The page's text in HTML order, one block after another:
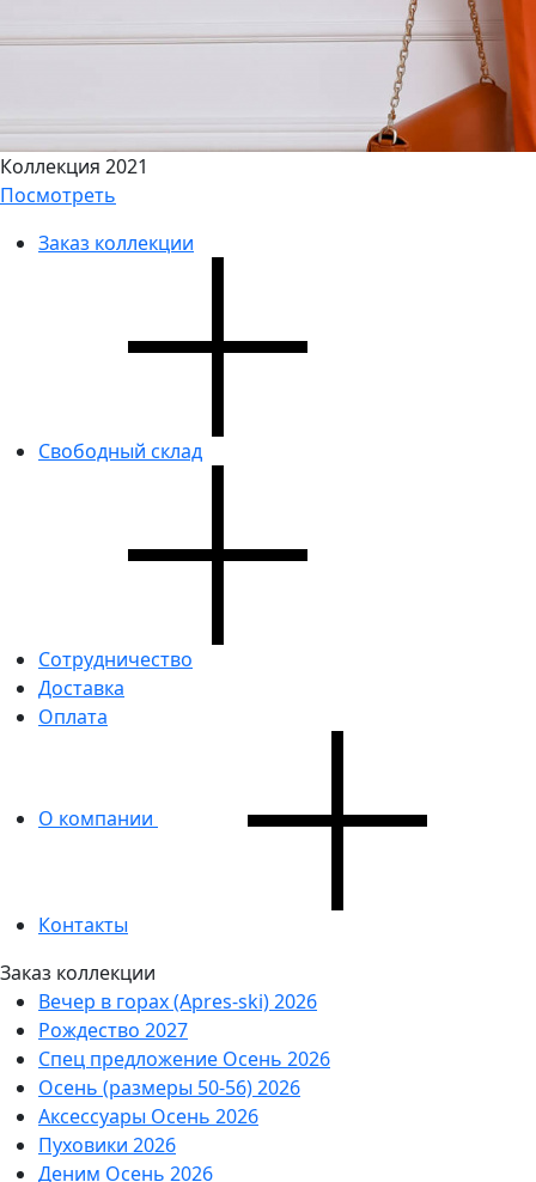
Коллекция 2021
Посмотреть
Заказ коллекции
Свободный склад
Сотрудничество
Доставка
Оплата
О компании
Контакты
Заказ коллекции
Вечер в горах (Apres-ski) 2026
Рождество 2027
Спец предложение Осень 2026
Осень (размеры 50-56) 2026
Аксессуары Осень 2026
Пуховики 2026
Деним Осень 2026